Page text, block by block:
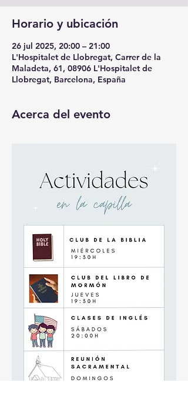
Horario y ubicación
26 jul 2025, 20:00 – 21:00
L'Hospitalet de Llobregat, Carrer de la
Maladeta, 61, 08906 L'Hospitalet de
Llobregat, Barcelona, España
Acerca del evento